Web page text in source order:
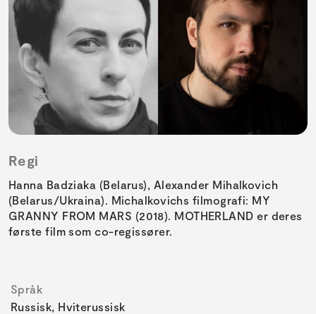
Regi
Hanna Badziaka (Belarus), Alexander Mihalkovich
(Belarus/Ukraina). Michalkovichs filmografi: MY
GRANNY FROM MARS (2018). MOTHERLAND er deres
første film som co-regissører.
Språk
Russisk, Hviterussisk